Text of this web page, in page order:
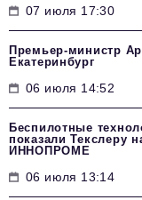
07 июля 17:30
Премьер-министр
Екатеринбург
06 июля 14:52
Беспилотные
показали Текслеру
ИННОПРОМЕ
06 июля 13:14